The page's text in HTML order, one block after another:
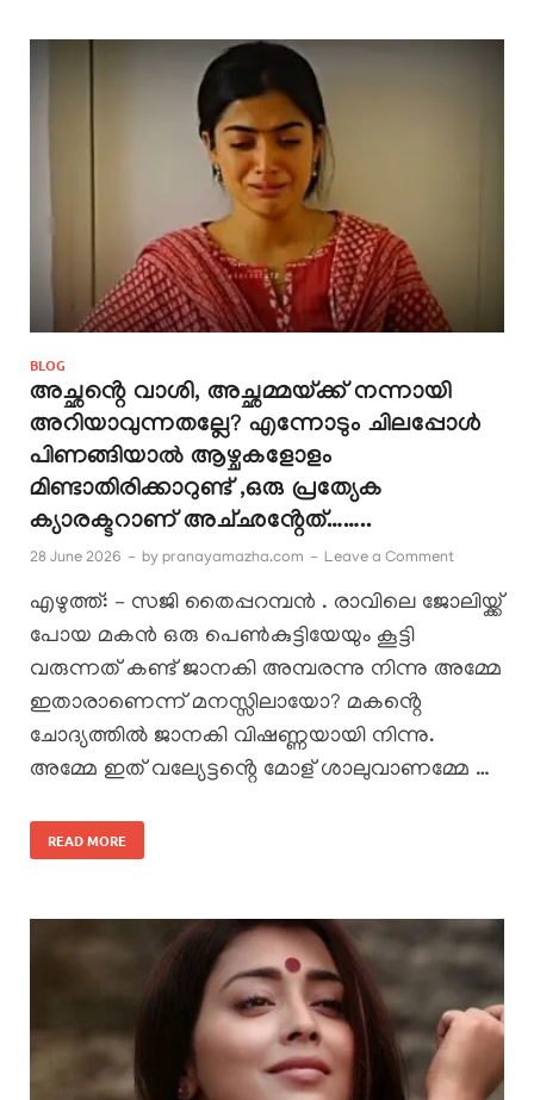
BLOG
അച്ഛൻ്റെ വാശി, അച്ഛമ്മയ്ക്ക് നന്നായി
അറിയാവുന്നതല്ലേ? എന്നോടും ചിലപ്പോൾ
പിണങ്ങിയാൽ ആഴ്ചകളോളം
മിണ്ടാതിരിക്കാറുണ്ട് ,ഒരു പ്രത്യേക
ക്യാരക്ടറാണ് അച്‌ഛൻ്റേത്……..
28 June 2026 - by pranayamazha.com - Leave a Comment
എഴുത്ത്: – സജി തൈപ്പറമ്പൻ . രാവിലെ ജോലിയ്ക്ക്
പോയ മകൻ ഒരു പെൺകുട്ടിയേയും കൂട്ടി
വരുന്നത് കണ്ട് ജാനകി അമ്പരന്നു നിന്നു അമ്മേ
ഇതാരാണെന്ന് മനസ്സിലായോ? മകൻ്റെ
ചോദ്യത്തിൽ ജാനകി വിഷണ്ണയായി നിന്നു.
അമ്മേ ഇത് വല്യേട്ടൻ്റെ മോള് ശാലുവാണമ്മേ …
READ MORE